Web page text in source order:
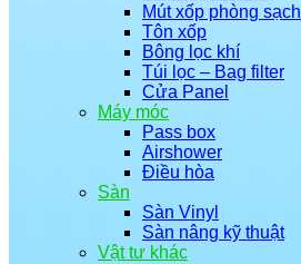
Mút xốp phòng sạch
Tôn xốp
Bông lọc khí
Túi lọc – Bag filter
Cửa Panel
Máy móc
Pass box
Airshower
Điều hòa
Sàn
Sàn Vinyl
Sàn nâng kỹ thuật
Vật tư khác